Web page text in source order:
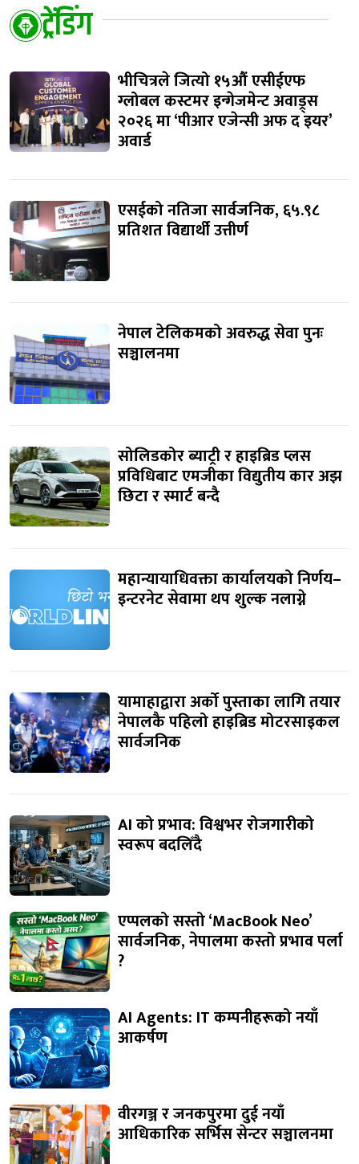
ट्रेंडिंग
भीचित्रले जित्यो १५औं एसीईएफ
ग्लोबल कस्टमर इन्गेजमेन्ट अवाड्र्स
२०२६ मा ‘पीआर एजेन्सी अफ द इयर’
अवार्ड
एसईको नतिजा सार्वजनिक, ६५.९८
प्रतिशत विद्यार्थी उत्तीर्ण
नेपाल टेलिकमको अवरुद्ध सेवा पुनः
सञ्चालनमा
सोलिडकोर ब्याट्री र हाइब्रिड प्लस
प्रविधिबाट एमजीका विद्युतीय कार अझ
छिटा र स्मार्ट बन्दै
महान्यायाधिवक्ता कार्यालयको निर्णय–
इन्टरनेट सेवामा थप शुल्क नलाग्ने
यामाहाद्वारा अर्को पुस्ताका लागि तयार
नेपालकै पहिलो हाइब्रिड मोटरसाइकल
सार्वजनिक
AI को प्रभाव: विश्वभर रोजगारीको
स्वरूप बदलिँदै
एप्पलको सस्तो ‘MacBook Neo’
सार्वजनिक, नेपालमा कस्तो प्रभाव पर्ला
?
AI Agents: IT कम्पनीहरूको नयाँ
आकर्षण
वीरगञ्ज र जनकपुरमा दुई नयाँ
आधिकारिक सर्भिस सेन्टर सञ्चालनमा